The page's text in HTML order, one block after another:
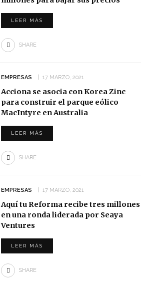
LEER MÁS
SHARE
EMPRESAS 17 MARZO, 2021
Acciona se asocia con Korea Zinc
para construir el parque eólico
MacIntyre en Australia
LEER MÁS
SHARE
EMPRESAS 17 MARZO, 2021
Aquí tu Reforma recibe tres millones
en una ronda liderada por Seaya
Ventures
LEER MÁS
SHARE